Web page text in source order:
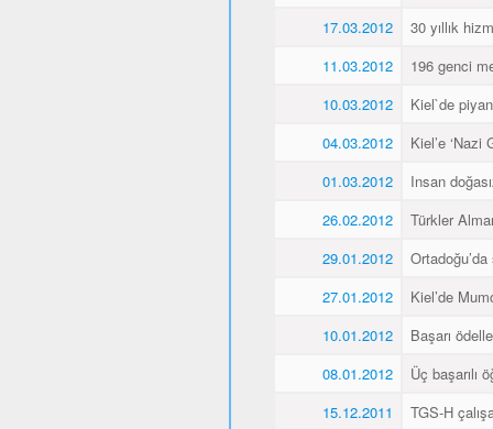
17.03.2012
30 yıllık
11.03.2012
196 genci
10.03.2012
Kiel`de
04.03.2012
Kiel’e ‘Nazi
01.03.2012
Insan
26.02.2012
Türkler
29.01.2012
27.01.2012
Kiel’de
10.01.2012
Başarı
08.01.2012
Üç başarılı
15.12.2011
TGS-H